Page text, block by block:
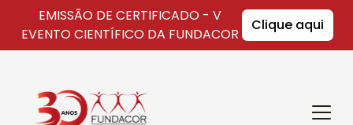
EMISSÃO DE CERTIFICADO - V
EVENTO CIENTÍFICO DA FUNDACOR
Clique aqui
Fundacor
Abrir